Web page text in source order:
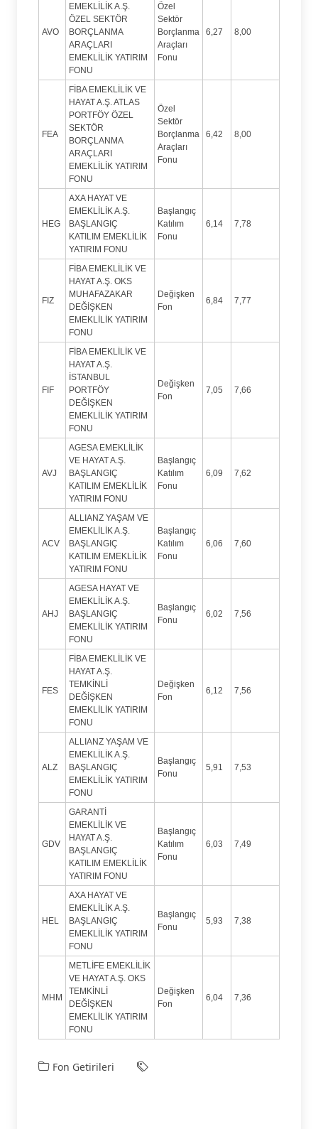
AVO
EMEKLİLİK A.Ş.
ÖZEL SEKTÖR
BORÇLANMA
ARAÇLARI
EMEKLİLİK YATIRIM
FONU
Özel
Sektör
Borçlanma
Araçları
Fonu
6,27 8,00
FEA
FİBA EMEKLİLİK VE
HAYAT A.Ş. ATLAS
PORTFÖY ÖZEL
SEKTÖR
BORÇLANMA
ARAÇLARI
EMEKLİLİK YATIRIM
FONU
Özel
Sektör
Borçlanma
Araçları
Fonu
6,42 8,00
HEG
AXA HAYAT VE
EMEKLİLİK A.Ş.
BAŞLANGIÇ
KATILIM EMEKLİLİK
YATIRIM FONU
Başlangıç
Katılım
Fonu
6,14 7,78
FIZ
FİBA EMEKLİLİK VE
HAYAT A.Ş. OKS
MUHAFAZAKAR
DEĞİŞKEN
EMEKLİLİK YATIRIM
FONU
Değişken
Fon
6,84 7,77
FIF
FİBA EMEKLİLİK VE
HAYAT A.Ş.
İSTANBUL
PORTFÖY
DEĞİŞKEN
EMEKLİLİK YATIRIM
FONU
Değişken
Fon
7,05 7,66
AVJ
AGESA EMEKLİLİK
VE HAYAT A.Ş.
BAŞLANGIÇ
KATILIM EMEKLİLİK
YATIRIM FONU
Başlangıç
Katılım
Fonu
6,09 7,62
ACV
ALLIANZ YAŞAM VE
EMEKLİLİK A.Ş.
BAŞLANGIÇ
KATILIM EMEKLİLİK
YATIRIM FONU
Başlangıç
Katılım
Fonu
6,06 7,60
AHJ
AGESA HAYAT VE
EMEKLİLİK A.Ş.
BAŞLANGIÇ
EMEKLİLİK YATIRIM
FONU
Başlangıç
Fonu
6,02 7,56
FES
FİBA EMEKLİLİK VE
HAYAT A.Ş.
TEMKİNLİ
DEĞİŞKEN
EMEKLİLİK YATIRIM
FONU
Değişken
Fon
6,12 7,56
ALZ
ALLIANZ YAŞAM VE
EMEKLİLİK A.Ş.
BAŞLANGIÇ
EMEKLİLİK YATIRIM
FONU
Başlangıç
Fonu
5,91 7,53
GDV
GARANTİ
EMEKLİLİK VE
HAYAT A.Ş.
BAŞLANGIÇ
KATILIM EMEKLİLİK
YATIRIM FONU
Başlangıç
Katılım
Fonu
6,03 7,49
HEL
AXA HAYAT VE
EMEKLİLİK A.Ş.
BAŞLANGIÇ
EMEKLİLİK YATIRIM
FONU
Başlangıç
Fonu
5,93 7,38
MHM
METLİFE EMEKLİLİK
VE HAYAT A.Ş. OKS
TEMKİNLİ
DEĞİŞKEN
EMEKLİLİK YATIRIM
FONU
Değişken
Fon
6,04 7,36
Fon Getirileri